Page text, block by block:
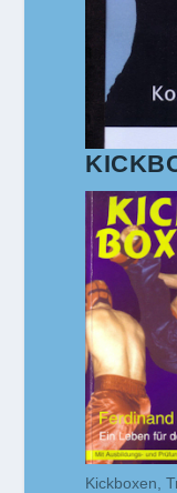
Kickboxen,